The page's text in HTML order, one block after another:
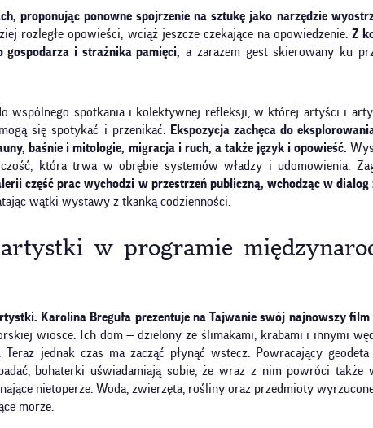
proponując ponowne spojrzenie na sztukę jako narzędzie
rozległe opowieści, wciąż jeszcze czekające na opowiedzenie. Z
gospodarza i strażnika pamięci, a zarazem gest skierowany ku
wspólnego spotkania i kolektywnej refleksji, w której artyści i
się spotykać i przenikać.
Ekspozycja zachęca do
baśnie i mitologie, migracja i ruch, a także język i opowieść.
która trwa w obrębie systemów władzy i udomowienia.
część prac wychodzi w przestrzeń publiczną, wchodząc w dialog
wątki wystawy z tkanką codzienności.
w programie
Karolina Breguła prezentuje na Tajwanie swój najnowszy
wiosce. Ich dom — dzielony ze ślimakami, krabami i innymi
jednak czas ma zacząć płynąć wstecz. Powracający
bohaterki uświadamiają sobie, że wraz z nim powróci także
nietoperze. Woda, zwierzęta, rośliny oraz przedmioty
morze.